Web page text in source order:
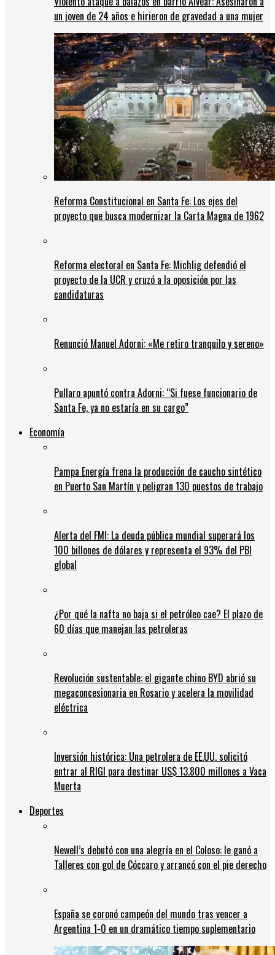
un joven de 24 años e hirieron de gravedad a una mujer
Reforma Constitucional en Santa Fe: Los ejes del
proyecto que busca modernizar la Carta Magna de 1962
Reforma electoral en Santa Fe: Michlig defendió el
proyecto de la UCR y cruzó a la oposición por las
candidaturas
Renunció Manuel Adorni: «Me retiro tranquilo y sereno»
Pullaro apuntó contra Adorni: “Si fuese funcionario de
Santa Fe, ya no estaría en su cargo”
Economía
Pampa Energía frena la producción de caucho sintético
en Puerto San Martín y peligran 130 puestos de trabajo
Alerta del FMI: La deuda pública mundial superará los
100 billones de dólares y representa el 93% del PBI
global
¿Por qué la nafta no baja si el petróleo cae? El plazo de
60 días que manejan las petroleras
Revolución sustentable: el gigante chino BYD abrió su
megaconcesionaria en Rosario y acelera la movilidad
eléctrica
Inversión histórica: Una petrolera de EE.UU. solicitó
entrar al RIGI para destinar US$ 13.800 millones a Vaca
Muerta
Deportes
Newell’s debutó con una alegría en el Coloso: le ganó a
Talleres con gol de Cóccaro y arrancó con el pie derecho
España se coronó campeón del mundo tras vencer a
Argentina 1-0 en un dramático tiempo suplementario